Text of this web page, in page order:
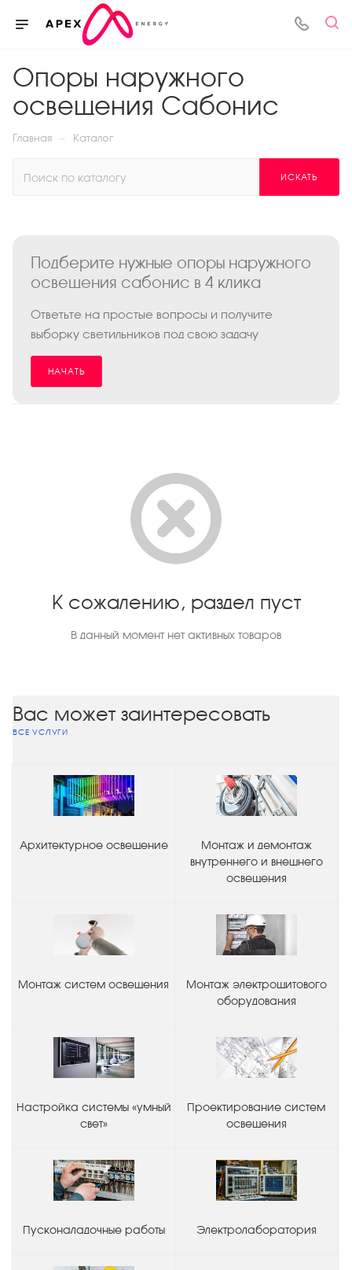
Опоры наружного
освещения Сабонис
Главная — Каталог
ИСКАТЬ
Подберите нужные опоры наружного
освещения сабонис в 4 клика
Ответьте на простые вопросы и получите
выборку светильников под свою задачу
НАЧАТЬ
К сожалению, раздел пуст
В данный момент нет активных товаров
Вас может заинтересовать
ВСЕ УСЛУГИ
Архитектурное освещение
Монтаж и демонтаж
внутреннего и внешнего
освещения
Монтаж систем освещения
Монтаж электрощитового
оборудования
Настройка системы «умный
свет»
Проектирование систем
освещения
Пусконаладочные работы Электролаборатория